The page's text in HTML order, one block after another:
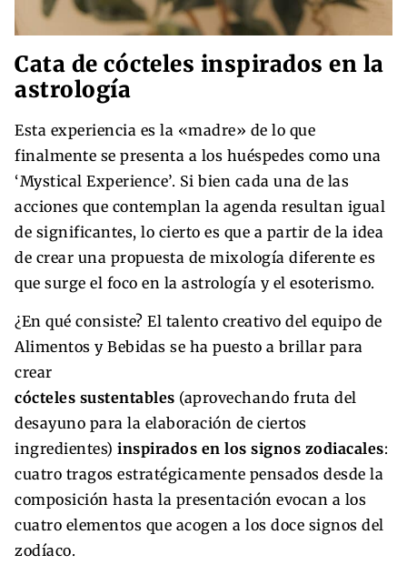
Cata de cócteles inspirados en la
astrología
Esta experiencia es la «madre» de lo que
finalmente se presenta a los huéspedes como una
‘Mystical Experience’. Si bien cada una de las
acciones que contemplan la agenda resultan igual
de significantes, lo cierto es que a partir de la idea
de crear una propuesta de mixología diferente es
que surge el foco en la astrología y el esoterismo.
¿En qué consiste? El talento creativo del equipo de
Alimentos y Bebidas se ha puesto a brillar para
crear
cócteles sustentables (aprovechando fruta del
desayuno para la elaboración de ciertos
ingredientes) inspirados en los signos zodiacales:
cuatro tragos estratégicamente pensados desde la
composición hasta la presentación evocan a los
cuatro elementos que acogen a los doce signos del
zodíaco.